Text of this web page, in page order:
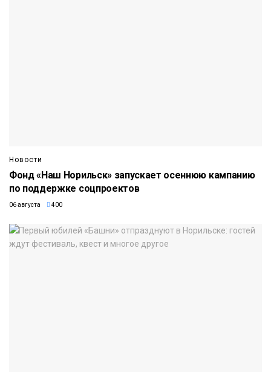
Новости
Фонд «Наш Норильск» запускает осеннюю кампанию
по поддержке соцпроектов
06 августа 400